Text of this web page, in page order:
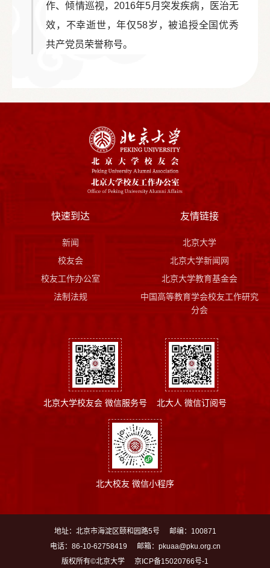
作、倾情巡视，2016年5月突发疾病，医治无
效，不幸逝世，年仅58岁，被追授全国优秀
共产党员荣誉称号。
快速到达
新闻
校友会
校友工作办公室
法制法规
友情链接
北京大学
北京大学新闻网
北京大学教育基金会
中国高等教育学会校友工作研究
分会
北京大学校友会 微信服务号 北大人 微信订阅号
北大校友 微信小程序
地址：北京市海淀区颐和园路5号
邮编：100871
电话：86-10-62758419
邮箱：pkuaa@pku.org.cn
版权所有©北京大学
京ICP备15020766号-1